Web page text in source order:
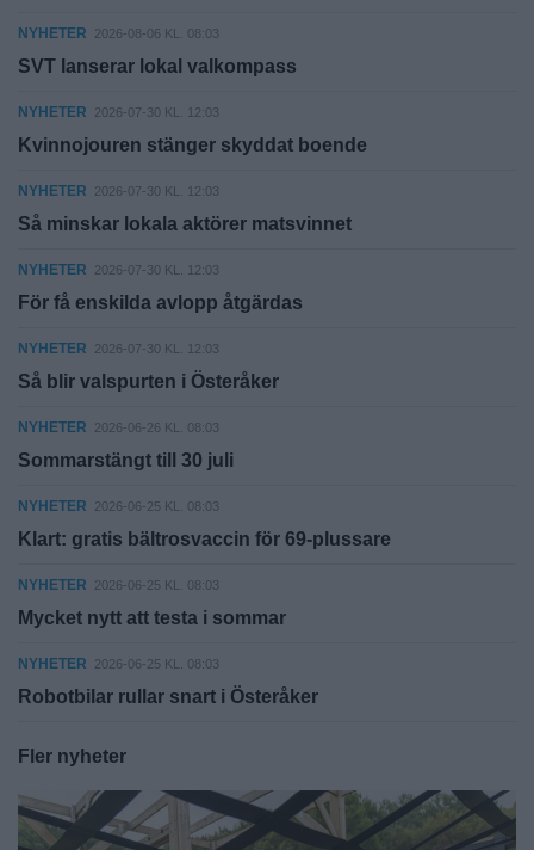
NYHETER 2026-08-06 KL. 08:03
SVT lanserar lokal valkompass
NYHETER 2026-07-30 KL. 12:03
Kvinnojouren stänger skyddat boende
NYHETER 2026-07-30 KL. 12:03
Så minskar lokala aktörer matsvinnet
NYHETER 2026-07-30 KL. 12:03
För få enskilda avlopp åtgärdas
NYHETER 2026-07-30 KL. 12:03
Så blir valspurten i Österåker
NYHETER 2026-06-26 KL. 08:03
Sommarstängt till 30 juli
NYHETER 2026-06-25 KL. 08:03
Klart: gratis bältrosvaccin för 69-plussare
NYHETER 2026-06-25 KL. 08:03
Mycket nytt att testa i sommar
NYHETER 2026-06-25 KL. 08:03
Robotbilar rullar snart i Österåker
Fler nyheter